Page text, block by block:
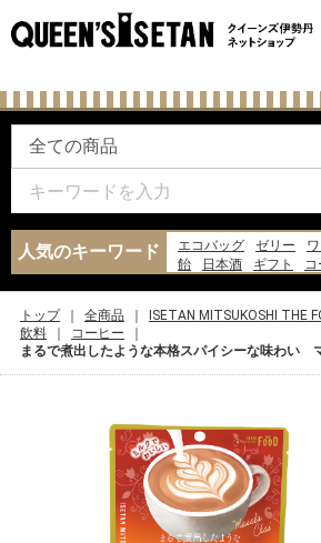
人気のキーワード エコバッグ ゼリー
飴
日本酒 ギフト コ
トップ 全商品 ISETAN MITSUKOSHI THE
飲料
コーヒー
まるで煮出したような本格スパイシーな味わい